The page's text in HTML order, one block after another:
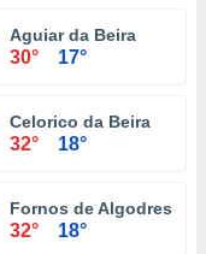
Aguiar da Beira
30° 17°
Celorico da Beira
32° 18°
Fornos de Algodres
32° 18°